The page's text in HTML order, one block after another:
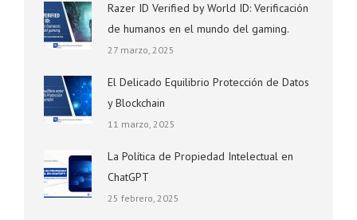
Razer ID Verified by World ID: Verificación
de humanos en el mundo del gaming.
27 marzo, 2025
El Delicado Equilibrio Protección de Datos
y Blockchain
11 marzo, 2025
La Política de Propiedad Intelectual en
ChatGPT
25 febrero, 2025